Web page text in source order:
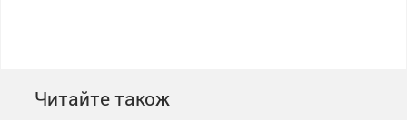
Читайте також